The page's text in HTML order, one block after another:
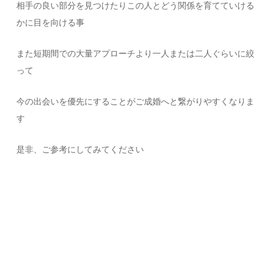
相手の良い部分を見つけたりこの人とどう関係を育てていける
かに目を向ける事
また短期間での大量アプローチより一人または二人ぐらいに絞
って
今の出会いを優先にすることがご成婚へと繋がりやすくなりま
す
是非、ご参考にしてみてください